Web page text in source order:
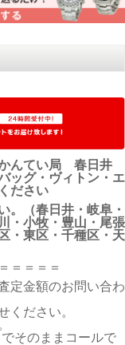
んてい局 春日井
ッグ・ヴィトン・エ
ださい
。（春日井・岐阜・
・小牧・豊山・尾張
・東区・千種区・天
＝＝＝＝
定金額のお問い合わ
ください。
そのままコールで